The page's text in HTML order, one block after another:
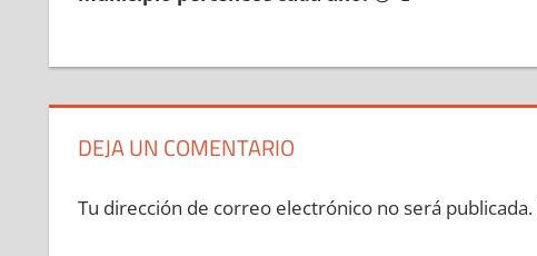
DEJA UN COMENTARIO
Tu dirección de correo electrónico no será publicada.